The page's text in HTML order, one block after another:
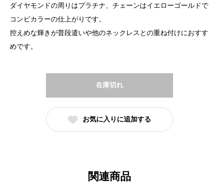
ダイヤモンドの周りはプラチナ、チェーンはイエローゴールドで
コンビカラーの仕上がりです。
控えめな輝きが普段遣いや他のネックレスとの重ね付けにおすす
めです。
在庫切れ
お気に入りに追加する
関連商品